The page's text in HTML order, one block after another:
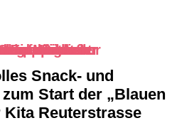
Snack- und
Start der „Blauen
Kita Reuterstrasse